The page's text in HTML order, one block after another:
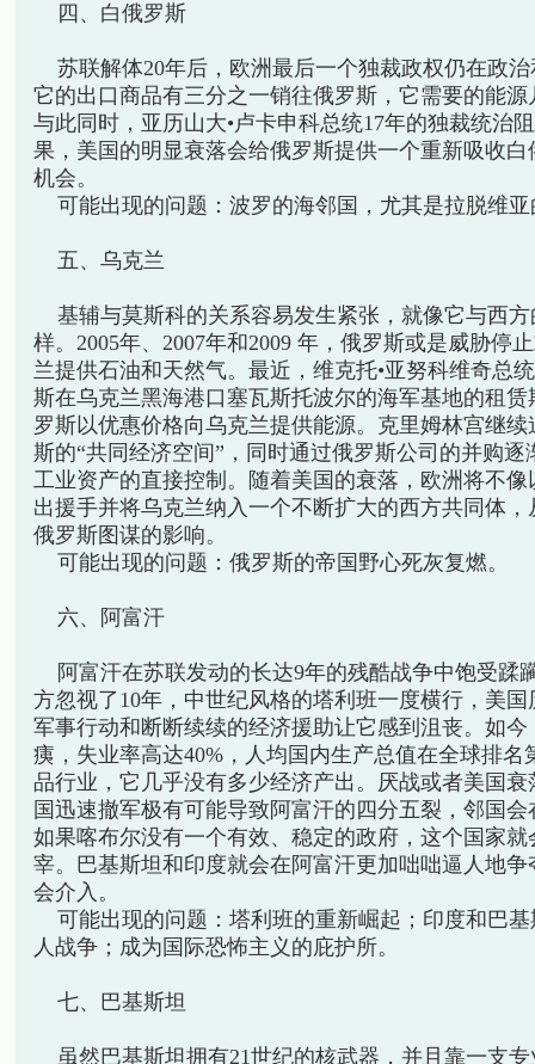
四、白俄罗斯
苏联解体20年后，欧洲最后一个独裁政权仍在政
它的出口商品有三分之一销往俄罗斯，它需要的能
与此同时，亚历山大•卢卡申科总统17年的独裁统治
果，美国的明显衰落会给俄罗斯提供一个重新吸收
机会。
可能出现的问题：波罗的海邻国，尤其是拉脱维亚
五、乌克兰
基辅与莫斯科的关系容易发生紧张，就像它与西方
样。2005年、2007年和2009 年，俄罗斯或是威胁停
兰提供石油和天然气。最近，维克托•亚努科维奇总
斯在乌克兰黑海港口塞瓦斯托波尔的海军基地的租赁
罗斯以优惠价格向乌克兰提供能源。克里姆林宫继
斯的“共同经济空间”，同时通过俄罗斯公司的并购
工业资产的直接控制。随着美国的衰落，欧洲将不
出援手并将乌克兰纳入一个不断扩大的西方共同体
俄罗斯图谋的影响。
可能出现的问题：俄罗斯的帝国野心死灰复燃。
六、阿富汗
阿富汗在苏联发动的长达9年的残酷战争中饱受蹂
方忽视了10年，中世纪风格的塔利班一度横行，美
军事行动和断断续续的经济援助让它感到沮丧。如
痍，失业率高达40%，人均国内生产总值在全球排名
品行业，它几乎没有多少经济产出。厌战或者美国
国迅速撤军极有可能导致阿富汗的四分五裂，邻国
如果喀布尔没有一个有效、稳定的政府，这个国家
宰。巴基斯坦和印度就会在阿富汗更加咄咄逼人地
会介入。
可能出现的问题：塔利班的重新崛起；印度和巴基
人战争；成为国际恐怖主义的庇护所。
七、巴基斯坦
虽然巴基斯坦拥有21世纪的核武器，并且靠一支专